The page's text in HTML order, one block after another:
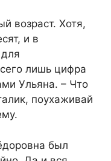
возраст. Хотя,
и в
лишь цифра
Ульяна. – Что
поухаживай
был